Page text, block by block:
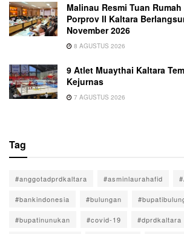
Malinau Resmi Tuan
Porprov II Kaltara
November 2026
8 AGUSTUS 2026
9 Atlet Muaythai Kaltara
Kejurnas
7 AGUSTUS 2026
Tag
#anggotadprdkaltara #asminlaurahafid
#bankindonesia #bulungan
#bupatinunukan #covid-19 #dprdkaltara